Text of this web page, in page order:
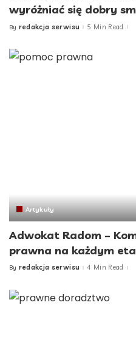
wyróżniać się dobry
Posted
By redakcja serwisu 5 Min Read
Artykuły
Adwokat Radom –
prawna na każdym
Posted
By redakcja serwisu 4 Min Read